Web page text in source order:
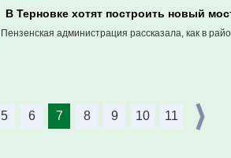
В Терновке хотят построить новый
Пензенская администрация рассказала, как в
5 6 7 8 9 10 11